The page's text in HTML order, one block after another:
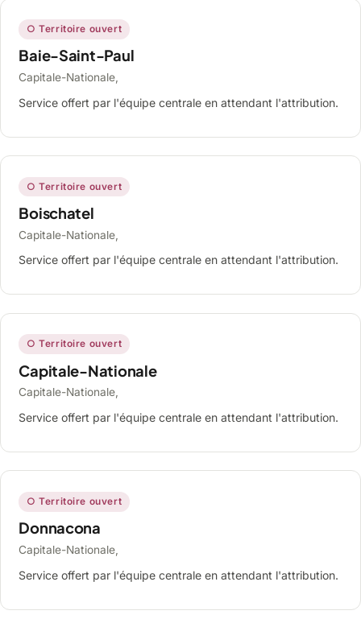
○ Territoire ouvert
Baie-Saint-Paul
Capitale-Nationale,
Service offert par l'équipe centrale en attendant l'attribution.
○ Territoire ouvert
Boischatel
Capitale-Nationale,
Service offert par l'équipe centrale en attendant l'attribution.
○ Territoire ouvert
Capitale-Nationale
Capitale-Nationale,
Service offert par l'équipe centrale en attendant l'attribution.
○ Territoire ouvert
Donnacona
Capitale-Nationale,
Service offert par l'équipe centrale en attendant l'attribution.